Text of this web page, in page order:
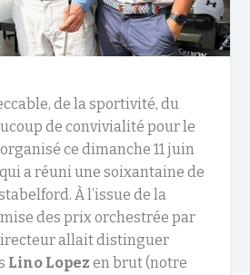
de la sportivité, du
de convivialité pour le
organisé ce dimanche 11 juin
qui a réuni une soixantaine de
À l’issue de la
des prix orchestrée par
allait distinguer
Lino Lopez en brut (notre